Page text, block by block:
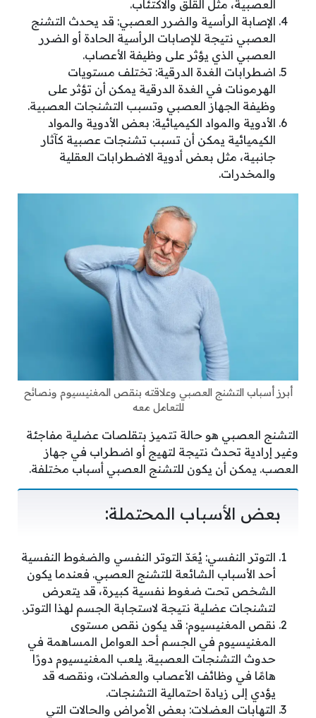
العصبية، مثل القلق والاكتئاب.
الإصابة الرأسية والضرر العصبي: قد يحدث التشنج
العصبي نتيجة للإصابات الرأسية الحادة أو الضرر
العصبي الذي يؤثر على وظيفة الأعصاب.
اضطرابات الغدة الدرقية: تختلف مستويات
الهرمونات في الغدة الدرقية يمكن أن تؤثر على
وظيفة الجهاز العصبي وتسبب التشنجات العصبية.
الأدوية والمواد الكيميائية: بعض الأدوية والمواد
الكيميائية يمكن أن تسبب تشنجات عصبية كآثار
جانبية، مثل بعض أدوية الاضطرابات العقلية
والمخدرات.
أبرز أسباب التشنج العصبي وعلاقته بنقص المغنيسيوم ونصائح
للتعامل معه
التشنج العصبي هو حالة تتميز بتقلصات عضلية مفاجئة
وغير إرادية تحدث نتيجة لتهيج أو اضطراب في جهاز
العصب. يمكن أن يكون للتشنج العصبي أسباب مختلفة.
بعض الأسباب المحتملة:
التوتر النفسي: يُعَدّ التوتر النفسي والضغوط النفسية
أحد الأسباب الشائعة للتشنج العصبي. فعندما يكون
الشخص تحت ضغوط نفسية كبيرة، قد يتعرض
لتشنجات عضلية نتيجة لاستجابة الجسم لهذا التوتر.
نقص المغنيسيوم: قد يكون نقص مستوى
المغنيسيوم في الجسم أحد العوامل المساهمة في
حدوث التشنجات العصبية. يلعب المغنيسيوم دورًا
هامًا في وظائف الأعصاب والعضلات، ونقصه قد
يؤدي إلى زيادة احتمالية التشنجات.
التهابات العضلات: بعض الأمراض والحالات التي